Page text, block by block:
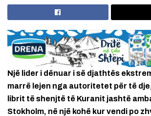
Një lider i dënuar i së djathtës
marrë lejen nga autoritetet për të
librit të shenjtë të Kuranit jashtë
Stokholm, në një kohë kur vendi po